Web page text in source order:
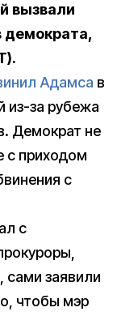
вызвали
демократа,
Адамса в
из-за рубежа
Демократ не
с приходом
с
с
сами заявили
чтобы мэр